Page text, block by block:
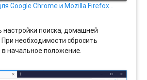
Google Chrome и Mozilla Firefox…
настройки поиска, домашней
необходимости сбросить
в начальное положение.